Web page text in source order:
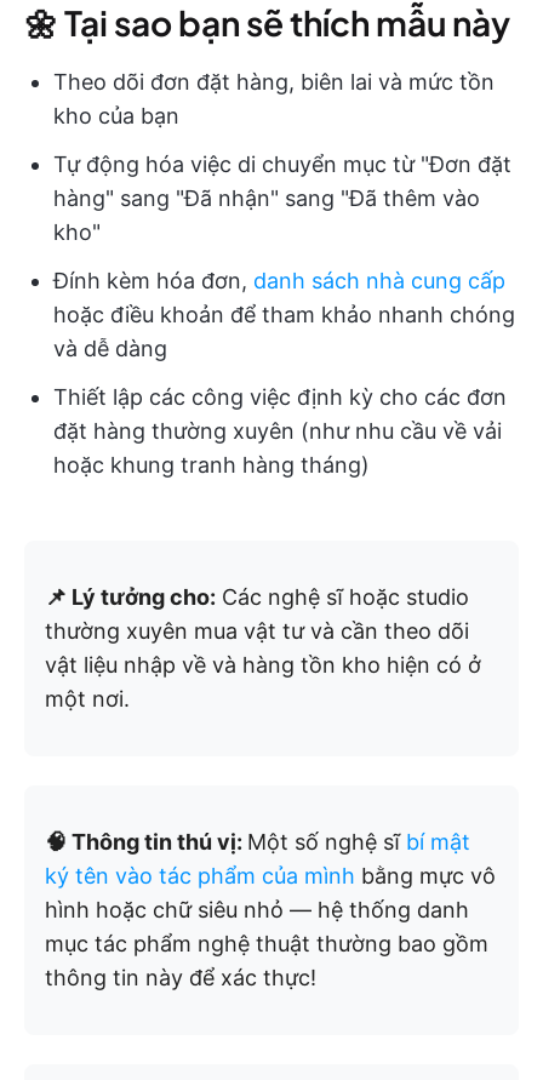
🌼 Tại sao bạn sẽ thích mẫu này
Theo dõi đơn đặt hàng, biên lai và mức tồn
kho của bạn
Tự động hóa việc di chuyển mục từ "Đơn đặt
hàng" sang "Đã nhận" sang "Đã thêm vào
kho"
Đính kèm hóa đơn, danh sách nhà cung cấp
hoặc điều khoản để tham khảo nhanh chóng
và dễ dàng
Thiết lập các công việc định kỳ cho các đơn
đặt hàng thường xuyên (như nhu cầu về vải
hoặc khung tranh hàng tháng)
📌 Lý tưởng cho: Các nghệ sĩ hoặc studio
thường xuyên mua vật tư và cần theo dõi
vật liệu nhập về và hàng tồn kho hiện có ở
một nơi.
🧠 Thông tin thú vị: Một số nghệ sĩ bí mật
ký tên vào tác phẩm của mình bằng mực vô
hình hoặc chữ siêu nhỏ — hệ thống danh
mục tác phẩm nghệ thuật thường bao gồm
thông tin này để xác thực!